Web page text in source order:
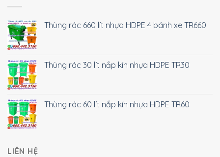
Thùng rác 660 lít nhựa HDPE 4 bánh xe TR660
Thùng rác 30 lít nắp kín nhựa HDPE TR30
Thùng rác 60 lít nắp kín nhựa HDPE TR60
LIÊN HỆ